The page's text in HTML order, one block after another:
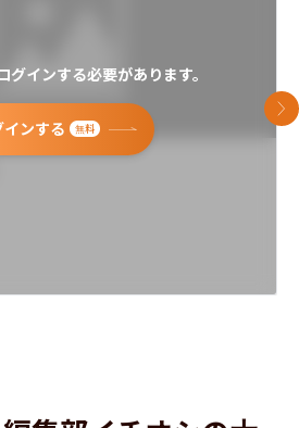
グインする必要があります。
インする 無料
次